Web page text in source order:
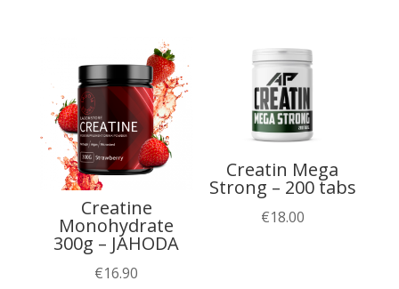
Creatine
Monohydrate
300g – JAHODA
€16.90
Creatin Mega
Strong – 200 tabs
€18.00